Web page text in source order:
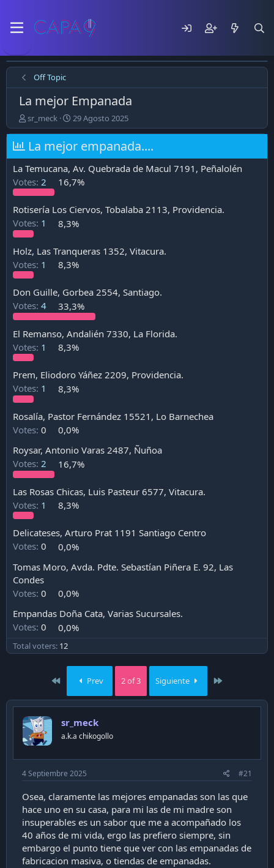
Off Topic
La mejor Empanada
E
m
p
e
z
ó
e
l
t
e
m
a
sr_meck
F
e
h
a
d
e
u
b
l
c
a
c
ó
n
29 Agosto 2025
La mejor empanada....
La Temucana, Av. Quebrada de Macul 7191, Peñalolén
Votes: 2 16,7%
Rotisería Los Ciervos, Tobalaba 2113, Providencia.
Votes: 1 8,3%
Holz, Las Tranqueras 1352, Vitacura.
Votes: 1 8,3%
Don Guille, Gorbea 2554, Santiago.
Votes: 4 33,3%
El Remanso, Andalién 7330, La Florida.
Votes: 1 8,3%
Prem, Eliodoro Yáñez 2209, Providencia.
Votes: 1 8,3%
Rosalía, Pastor Fernández 15521, Lo Barnechea
Votes: 0
0,0%
Roysar, Antonio Varas 2487, Ñuñoa
Votes: 2 16,7%
Las Rosas Chicas, Luis Pasteur 6577, Vitacura.
Votes: 1 8,3%
Delicateses, Arturo Prat 1191 Santiago Centro
Votes: 0
0,0%
Tomas Moro, Avda. Pdte. Sebastían Piñera E. 92, Las
Condes
Votes: 0
0,0%
Empandas Doña Cata, Varias Sucursales.
Votes: 0 0,0%
Total voters 12
First Prev 2 of 3 Siguiente
sr_meck
a.k.a chikogollo
4 Septiembre 2025 #21
Osea, claramente las mejores empanadas son las que
hace uno en su casa, para mi las de mi madre son
insuperables es un sabor que me a acompañado los
40 años de mi vida, ergo las prefiero siempre, sin
embargo el punto tiene que ver con las empanadas de
fabricacion masiva, o tiendas de empanadas.